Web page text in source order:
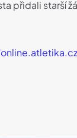
přidali starší